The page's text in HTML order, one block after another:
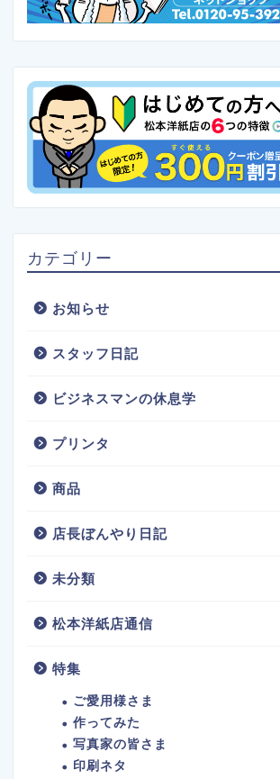
カテゴリー
お知らせ
スタッフ日記
ビジネスマンの休息学
プリンタ
商品
店長ぼんやり日記
未分類
松本洋紙店通信
特集
ご愛用様さま
作ってみた
写真家の皆さま
印刷ネタ